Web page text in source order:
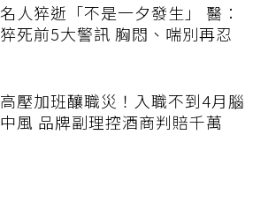
名人猝逝「不是一夕發生」 醫：
猝死前5大警訊 胸悶、喘別再忍
高壓加班釀職災！入職不到4月腦
中風 品牌副理控酒商判賠千萬